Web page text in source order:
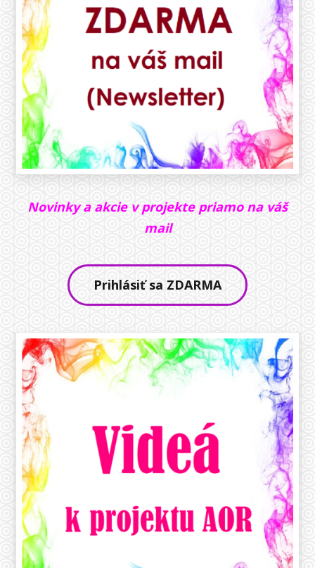
Novinky a akcie v projekte priamo na váš
mail
Prihlásiť sa ZDARMA